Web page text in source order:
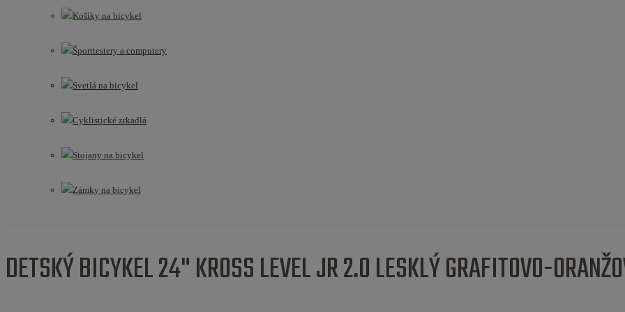
Košíky na bicykel
Športtestery a computery
Svetlá na bicykel
Cyklistické zrkadlá
Stojany na bicykel
Zámky na bicykel
DETSKÝ BICYKEL 24" KROSS LEVEL JR 2.0 LESKLÝ GRAFITOVO-